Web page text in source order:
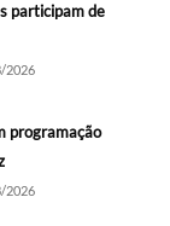
participam de
2026
programação
2026